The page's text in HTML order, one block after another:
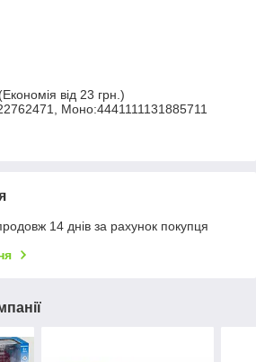
від 23 грн.)
Моно:4441111131885711
14 днів за рахунок покупця